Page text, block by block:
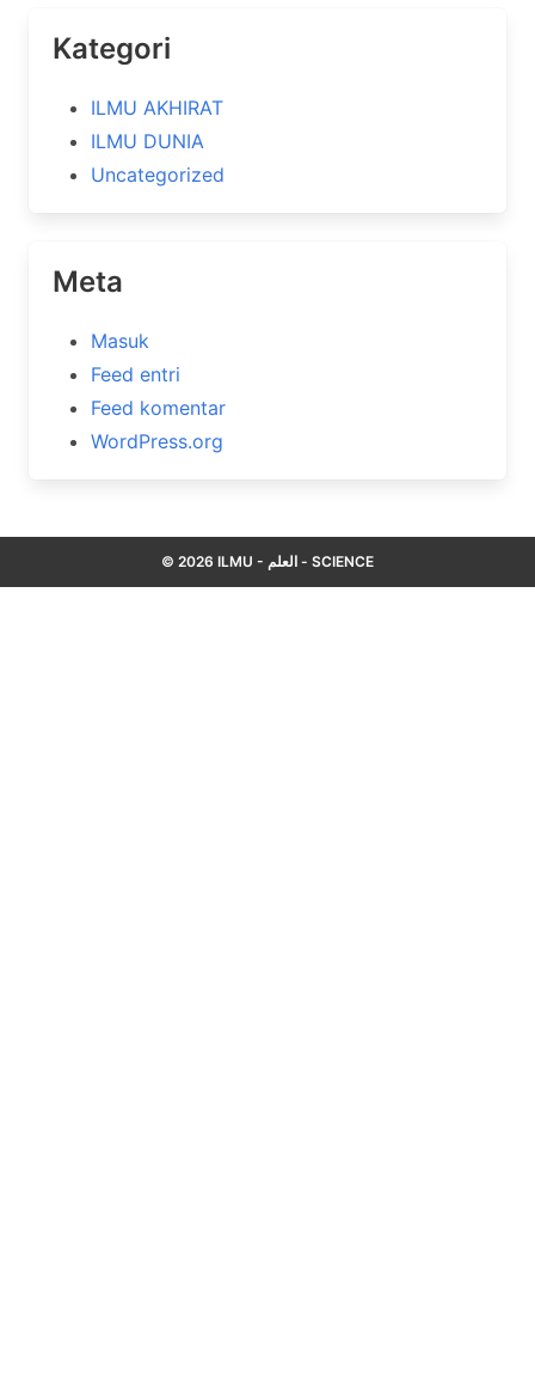
Kategori
ILMU AKHIRAT
ILMU DUNIA
Uncategorized
Meta
Masuk
Feed entri
Feed komentar
WordPress.org
© 2026 ILMU - العلم - SCIENCE